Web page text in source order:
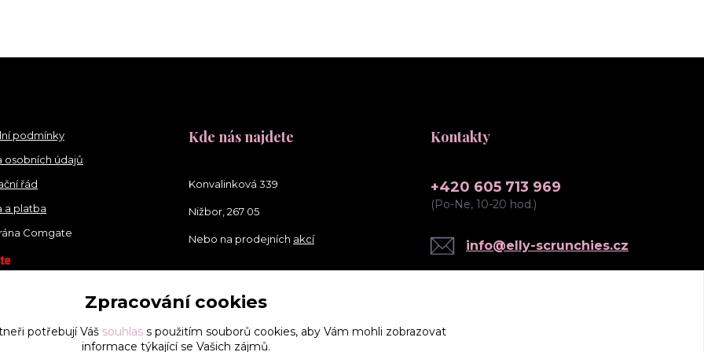
podmínky
osobních údajů
řád
a platba
Comgate
Kde nás najdete
Konvalinková 339
Nižbor, 267 05
Nebo na prodejních akcí
Kontakty
+420 605 713 969
(Po-Ne, 10-20 hod.)
info@elly-scrunchies.cz
Zpracování cookies
potřebují Váš souhlass použitím souborů cookies, aby Vám mohli zobrazovat
informace týkající se Vašich zájmů.